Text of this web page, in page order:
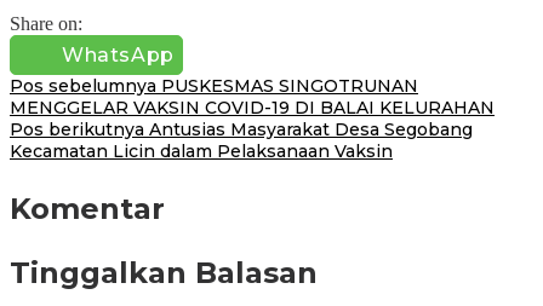
Share on:
WhatsApp
Navigasi
pos
Pos sebelumnya PUSKESMAS SINGOTRUNAN
MENGGELAR VAKSIN COVID-19 DI BALAI KELURAHAN
Pos berikutnya Antusias Masyarakat Desa Segobang
Kecamatan Licin dalam Pelaksanaan Vaksin
Komentar
Tinggalkan Balasan